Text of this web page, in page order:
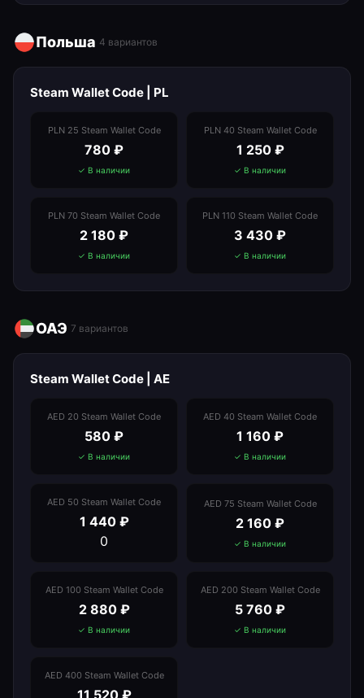
Польша 4 вариантов
Steam Wallet Code | PL
PLN 25 Steam Wallet Code
780 ₽
✓ В наличии
PLN 40 Steam Wallet Code
1 250₽
✓ В наличии
PLN 70 Steam Wallet Code
2 180 ₽
✓ В наличии
PLN 110 Steam Wallet Code
3 430 ₽
✓ В наличии
ОАЭ 7 вариантов
Steam Wallet Code | AE
AED 20 Steam Wallet Code
580 ₽
✓ В наличии
AED 40 Steam Wallet Code
1 160 ₽
✓ В наличии
AED 50 Steam Wallet Code
1 440₽
0
AED 75 Steam Wallet Code
2 160 ₽
✓ В наличии
AED 100 Steam Wallet Code
2 880₽
✓ В наличии
AED 200 Steam Wallet Code
5 760 ₽
✓ В наличии
AED 400 Steam Wallet Code
11 520₽